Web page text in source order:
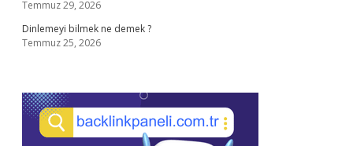
Temmuz 29, 2026
Dinlemeyi bilmek ne demek ?
Temmuz 25, 2026